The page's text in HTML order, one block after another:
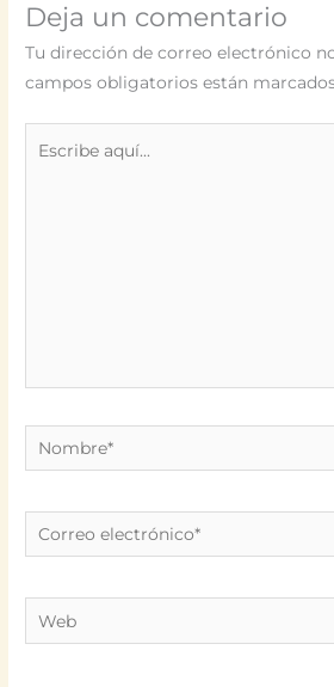
Deja un comentario
Tu dirección de correo electrónico
campos obligatorios están
Nombre*
Correo
electrónico*
Web